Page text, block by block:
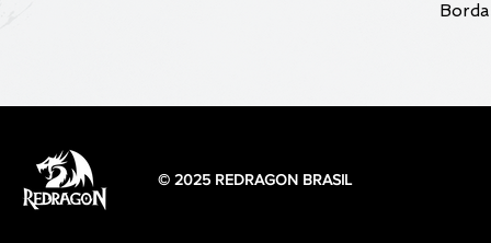
© 2025 REDRAGON BRASIL